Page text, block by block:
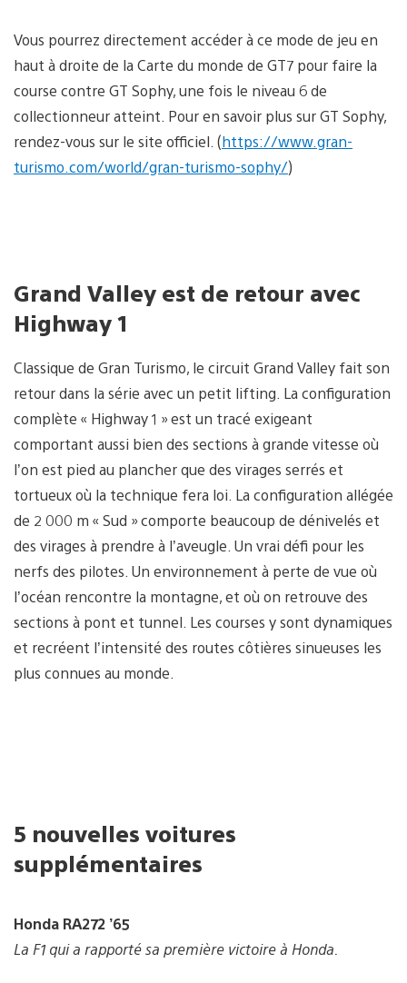
Vous pourrez directement accéder à ce mode de jeu en
haut à droite de la Carte du monde de GT7 pour faire la
course contre GT Sophy, une fois le niveau 6 de
collectionneur atteint. Pour en savoir plus sur GT Sophy,
rendez-vous sur le site officiel. (https://www.gran-
turismo.com/world/gran-turismo-sophy/)
Grand Valley est de retour avec
Highway 1
Classique de Gran Turismo, le circuit Grand Valley fait son
retour dans la série avec un petit lifting. La configuration
complète « Highway 1 » est un tracé exigeant
comportant aussi bien des sections à grande vitesse où
l’on est pied au plancher que des virages serrés et
tortueux où la technique fera loi. La configuration allégée
de 2 000 m « Sud » comporte beaucoup de dénivelés et
des virages à prendre à l’aveugle. Un vrai défi pour les
nerfs des pilotes. Un environnement à perte de vue où
l’océan rencontre la montagne, et où on retrouve des
sections à pont et tunnel. Les courses y sont dynamiques
et recréent l’intensité des routes côtières sinueuses les
plus connues au monde.
5 nouvelles voitures
supplémentaires
Honda RA272 ’65
La F1 qui a rapporté sa première victoire à Honda.